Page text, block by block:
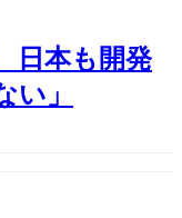
日本も開発
い」